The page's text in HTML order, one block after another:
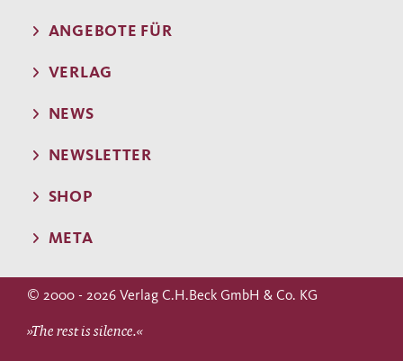
ANGEBOTE FÜR
VERLAG
NEWS
NEWSLETTER
SHOP
META
© 2000 - 2026 Verlag C.H.Beck GmbH & Co. KG
»The rest is silence.«